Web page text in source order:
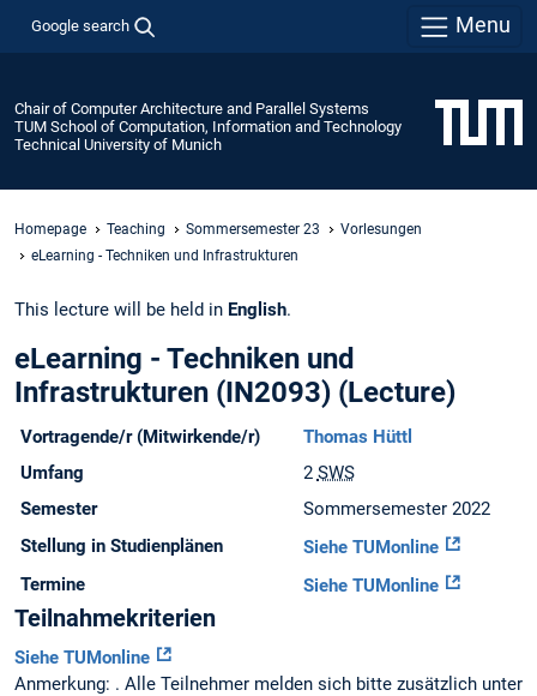
Google search Menu
Chair of Computer Architecture and Parallel Systems
TUM School of Computation, Information and Technology
Technical University of Munich
Homepage Teaching Sommersemester 23
Vorlesungen
eLearning - Techniken und Infrastrukturen
This lecture will be held in English.
eLearning - Techniken und
Infrastrukturen (IN2093) (Lecture)
Vortragende/r (Mitwirkende/r)
Thomas Hüttl
Umfang
2 SWS
Semester
Sommersemester 2022
Stellung in Studienplänen
Siehe TUMonline
Termine
Siehe TUMonline
Teilnahmekriterien
Siehe TUMonline
Anmerkung: . Alle Teilnehmer melden sich bitte zusätzlich unter